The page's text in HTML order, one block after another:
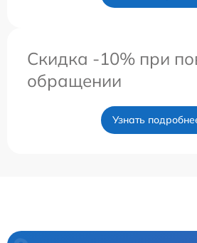
Скидка -10% при
обращении
Узнать